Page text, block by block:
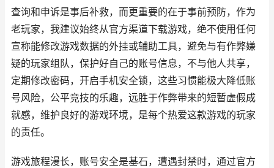
查询和申诉是事后补救，而更重要的在于事前预防，作为
老玩家，我建议始终从官方渠道下载游戏，绝不使用任何
宣称能修改游戏数据的外挂或辅助工具，避免与有作弊嫌
疑的玩家组队，保护好自己的账号信息，不与他人共享，
定期修改密码，开启手机安全锁，这些习惯能极大降低账
号风险，公平竞技的乐趣，远胜于作弊带来的短暂虚假成
就感，维护良好的游戏环境，是每个热爱这款游戏的玩家
的责任。
游戏旅程漫长，账号安全是基石，遭遇封禁时，通过官方